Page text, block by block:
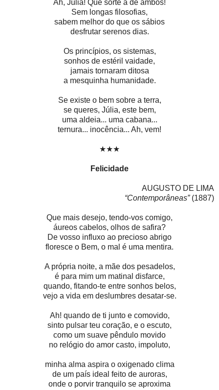
Ah, Júlia! Que sorte a de ambos!
Sem longas filosofias,
sabem melhor do que os sábios
desfrutar serenos dias.
Os princípios, os sistemas,
sonhos de estéril vaidade,
jamais tornaram ditosa
a mesquinha humanidade.
Se existe o bem sobre a terra,
se queres, Júlia, este bem,
uma aldeia... uma cabana...
ternura... inocência... Ah, vem!
★★★
Felicidade
AUGUSTO DE LIMA
“Contemporâneas” (1887)
Que mais desejo, tendo-vos comigo,
áureos cabelos, olhos de safira?
De vosso influxo ao precioso abrigo
floresce o Bem, o mal é uma mentira.
A própria noite, a mãe dos pesadelos,
é para mim um matinal disfarce,
quando, fitando-te entre sonhos belos,
vejo a vida em deslumbres desatar-se.
Ah! quando de ti junto e comovido,
sinto pulsar teu coração, e o escuto,
como um suave pêndulo movido
no relógio do amor casto, impoluto,
minha alma aspira o oxigenado clima
de um país ideal feito de auroras,
onde o porvir tranquilo se aproxima